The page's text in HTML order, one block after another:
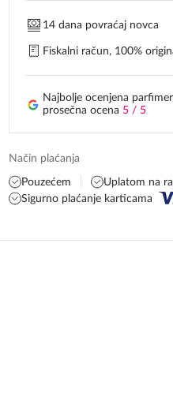
14 dana povraćaj novca
Fiskalni račun, 100%
Najbolje ocenjena
prosečna ocena 5 / 5
Način plaćanja
Pouzećem
Uplatom na
Sigurno plaćanje karticama